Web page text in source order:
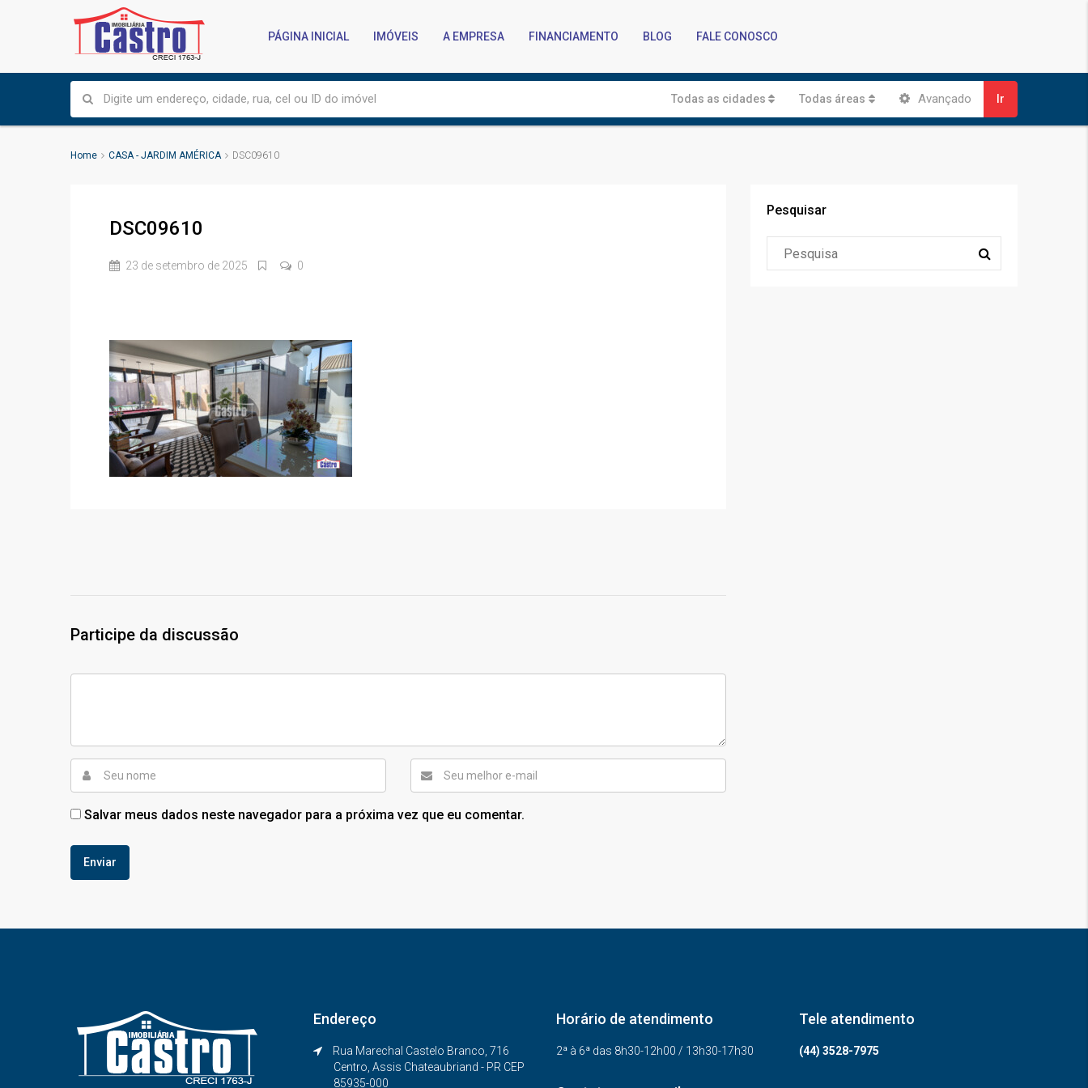
PÁGINA INICIAL IMÓVEIS A EMPRESA FINANCIAMENTO BLOG FALE CONOSCO
Todas as cidades Todas áreas Avançado Ir
Home CASA - JARDIM AMÉRICA DSC09610
DSC09610
23 de setembro de 2025 0
Participe da discussão
Salvar meus dados neste navegador para a próxima vez que eu comentar.
Pesquisar
Endereço
Rua Marechal Castelo Branco, 716
Centro, Assis Chateaubriand - PR CEP
85935-000
Horário de atendimento
2ª à 6ª das 8h30-12h00 / 13h30-17h30
Tele atendimento
(44) 3528-7975